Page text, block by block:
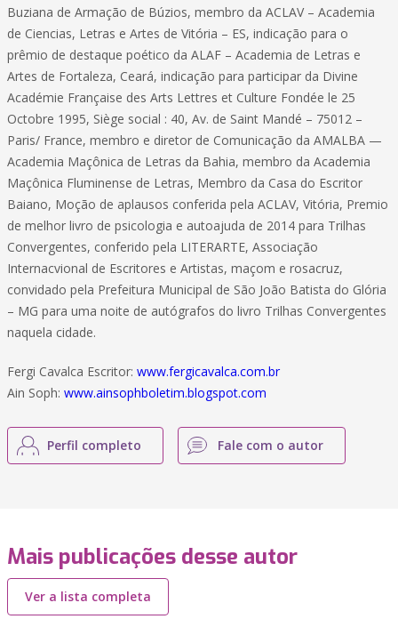
Buziana de Armação de Búzios, membro da ACLAV – Academia
de Ciencias, Letras e Artes de Vitória – ES, indicação para o
prêmio de destaque poético da ALAF – Academia de Letras e
Artes de Fortaleza, Ceará, indicação para participar da Divine
Académie Française des Arts Lettres et Culture Fondée le 25
Octobre 1995, Siège social : 40, Av. de Saint Mandé – 75012 –
Paris/ France, membro e diretor de Comunicação da AMALBA —
Academia Maçônica de Letras da Bahia, membro da Academia
Maçônica Fluminense de Letras, Membro da Casa do Escritor
Baiano, Moção de aplausos conferida pela ACLAV, Vitória, Premio
de melhor livro de psicologia e autoajuda de 2014 para Trilhas
Convergentes, conferido pela LITERARTE, Associação
Internacvional de Escritores e Artistas, maçom e rosacruz,
convidado pela Prefeitura Municipal de São João Batista do Glória
– MG para uma noite de autógrafos do livro Trilhas Convergentes
naquela cidade.
Fergi Cavalca Escritor: www.fergicavalca.com.br
Ain Soph: www.ainsophboletim.blogspot.com
Perfil completo Fale com o autor
Mais publicações desse autor
Ver a lista completa